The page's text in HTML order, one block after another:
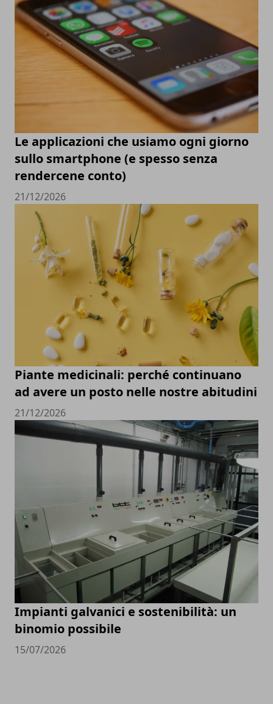
Le applicazioni che usiamo ogni giorno
sullo smartphone (e spesso senza
rendercene conto)
21/12/2026
Piante medicinali: perché continuano
ad avere un posto nelle nostre abitudini
21/12/2026
Impianti galvanici e sostenibilità: un
binomio possibile
15/07/2026